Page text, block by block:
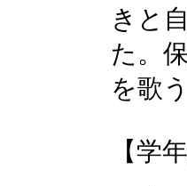
きと
た。
を歌
【学